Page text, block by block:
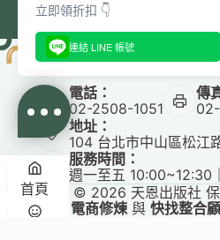
電話：
02-2508-1051
傳
地址：
104 台北市中山區松江
服務時間：
週一至五 10:00~12:30
Copyright © 2026 天恩出版社 保
站由 電商修煉與快找整合
首頁
立即領折扣 👇
連結 LINE 帳號